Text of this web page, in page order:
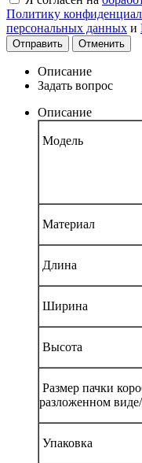
Политику
персональных данных и
Отправить Отменить
Описание
Задать вопрос
Описание
Модель
Материал
Длина
Ширина
Высота
Размер пачки
разложенном
Упаковка